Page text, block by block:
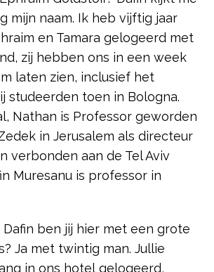
mijn naam. Ik heb vijftig jaar
en Tamara gelogeerd met
zij hebben ons in een week
laten zien, inclusief het
studeerden toen in Bologna.
Nathan is Professor geworden
in Jerusalem als directeur
verbonden aan de Tel Aviv
Muresanu is professor in
Dafin ben jij hier met een grote
Ja met twintig man. Jullie
in ons hotel gelogeerd,